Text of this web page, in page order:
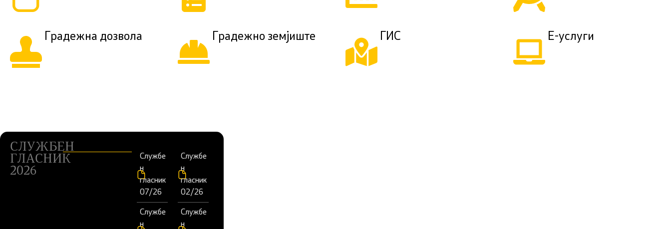
Градежна дозвола Градежно земјиште ГИС Е-услуги
СЛУЖБЕН
ГЛАСНИК
2026
Службе
н
гласник
07/26
Службе
н
Службе
н
гласник
02/26
Службе
н